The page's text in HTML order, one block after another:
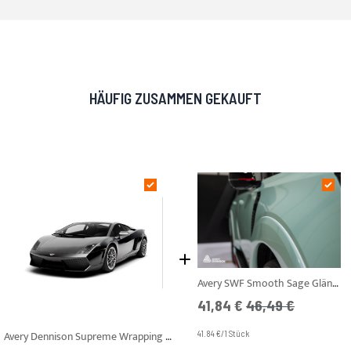
HÄUFIG ZUSAMMEN GEKAUFT
Avery Dennison Supreme Wrapping Film - SWF - Rock Grey Gloss
Avery SWF Smooth Sage Glänzend - Supercar Blondie Sonderfarbe
Angebotspreis
41,84 € UVP
46,49 €
41.84 €/1 Stück